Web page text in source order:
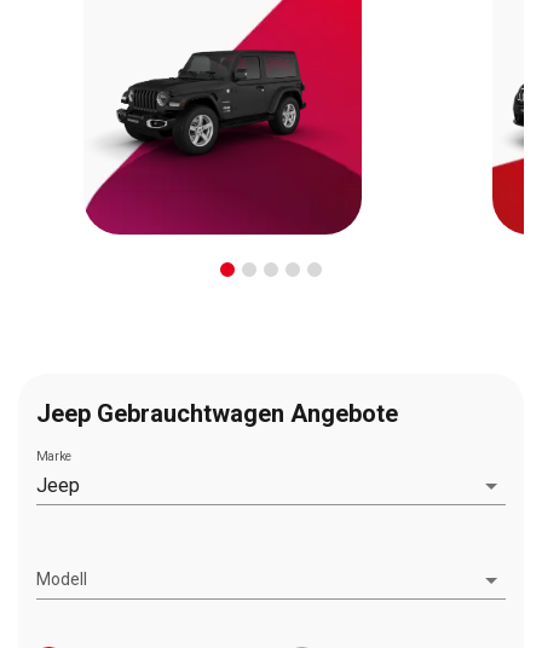
Jeep Gebrauchtwagen Angebote
Marke
Jeep
Modell